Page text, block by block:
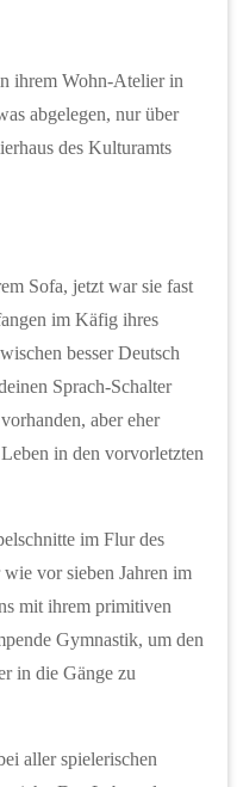
ihrem Wohn-Atelier in
abgelegen, nur über
des Kulturamts
Sofa, jetzt war sie fast
im Käfig ihres
besser Deutsch
Sprach-Schalter
aber eher
in den vorvorletzten
im Flur des
vor sieben Jahren im
mit ihrem primitiven
Gymnastik, um den
in die Gänge zu
aller spielerischen